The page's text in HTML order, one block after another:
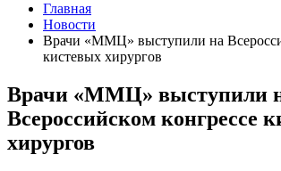
Главная
Новости
Врачи «ММЦ» выступили на
кистевых хирургов
Врачи «ММЦ» выступили
Всероссийском конгрессе
хирургов